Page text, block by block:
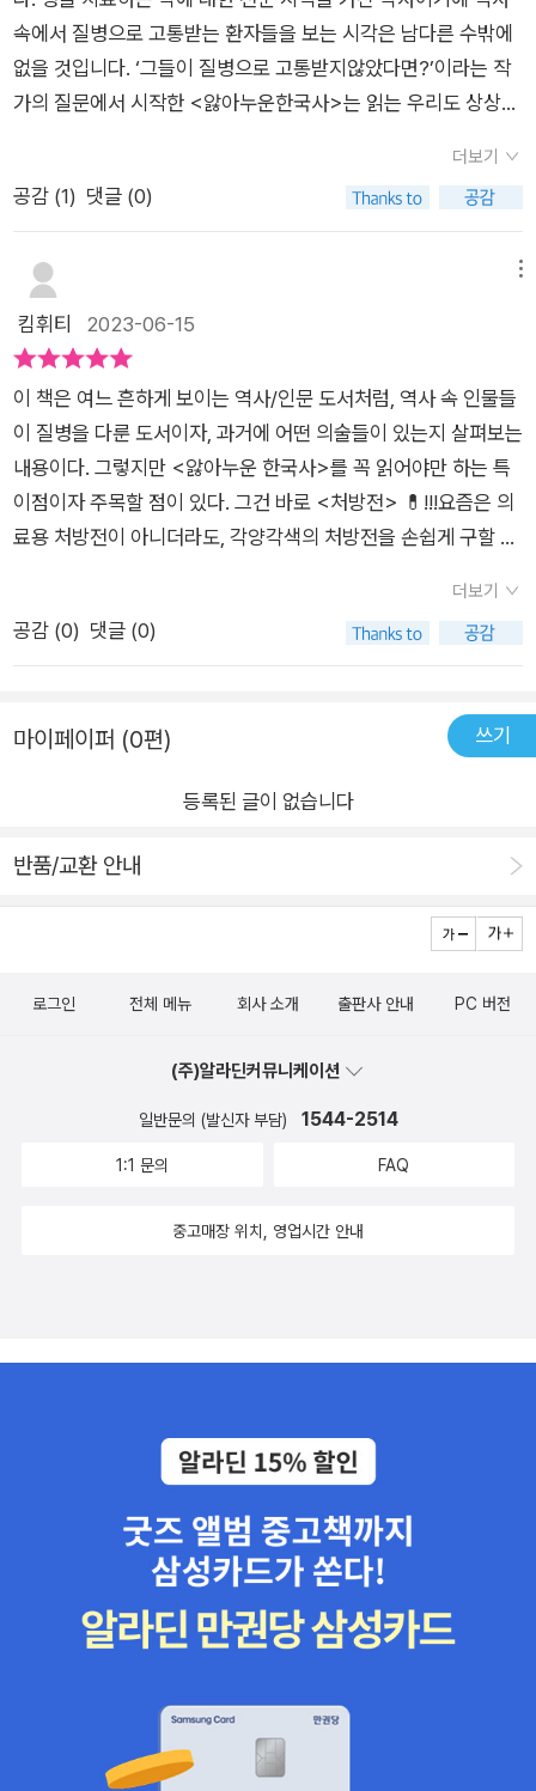
발달한 현대를 살면서도 현대인이어서 겪을 수밖에 없는 스트레
스와 불안감, 운동 부족, 업무 과다 등으로 어떤 면에서는 병에 더
취약해진 우리에게 위로가 됩니다. 그걸 안다고 해서 우리에게 스
트레스와 병을 안겨주는 환경과 요소들이 사라지는 건 아니지만,
사람은 작은 위로로도 살아갈 힘을 얻어갈 수 있으니까요. 독서
시 주의사항그런데 서로 다른 두 분야를 접목한 책을 읽을 때마다
역사가 저자의 전공 분야가 아니죠. 역사의 경우 역사적 사실을
옛날이야기처럼 쉽고 재미있게 설명합니다. 역사 인물이 겪은 병
과 그로 인한 역사의 비극, 그에 대한 안타까움을 감성적인 문장
으로 풀어나가고요.다만 기존의 잘못된 역사 상식들이 보이니 이
점은 주의해야 합니다. 저자는 노론이 사도세자의 정적이었기에
사도세자를 죽음으로 몰아갔다고 이야기하면서 사도세자가 실제
로 심각한 정신병 때문에 내관과 궁녀들, 심지어 자기 후궁까지
살해해 큰 문제가 되었던 것은 이야기하지 않습니다. 그 뒤에서는
정조가 사적인 원한에 사로잡히지 않고 탕평책을 고수한 것을 언
밀 어찰 이야기도 했다면 정조와 노론이 대립 관계이기만 한 것처
럼 보일 위험에서 더 확실히 벗어날 수 있었을 겁니다. ‘정적들의
암살 위협에 시달렸던 왕’이라는 해당 챕터의 큰 그림에 어울리지
정치의 전체 그림을 미리 짜놓고 보이지 않는 곳에서 움직여야 하
러니 비밀 어찰 이야기를 넣었어도 그 챕터에서 말하려는 바(정
과 불안장애에 시달렸던 왕이었다)에서는 크게 벗어나지 않았을
것 같습니다. 태조 이성계가 태종이 보낸 차사를 모두 죽이거나
옥에 가두었다는 이야기를 역사적 사실처럼 이야기하는데, 사실
람들의 이야기가 태조를 만나러 간 사자들이 태조에게 죽었다는
아들이었다’고 이 책에서는 말하지만, 『조선왕조실록』에는 세자
이방석이 남의 집 가축을 쏴 죽이고 궁 안에 기녀를 들이고 공부
를 싫어하는 등 세자로서 부족한 모습을 보였다는 기록들이 남아
고, 대중 역사서는 더 많은 독자들을 대상으로 하기 때문에 더 주
‘짐’이라는 호칭을 사용하는 부분도 보이고, 문종이 아직 왕이 되
린 시호인 ‘단종’으로 부르는 부분도 보입니다. 작은 부분이지만
이런 작은 부분도 소홀히 하지 않아야 책에 대한 신뢰도가 높아집
맞는 책인지 아닌지 판단하실 수 있을 겁니다. 이 글이 현명한 선
택을 하시는 데 도움이 되었으면 좋겠습니다.
웰, 해적왕 드레이크 등 서양사 쪽 인물들도 핵심적으로 짧게 다
루고 있다. 얇은 책이지만, 병치레를 중심으로 다양한 인물들의
삶을 들여야 볼 수 있는 점에서 '건강은 있을 때 지키는 것'과 '신
이다.책을 제공 받아 솔직하게 작성한 글입니다모든 학문에서 만
능이고 뛰어난 성과를 이룬 세종이었지만 정 작 본인의 몸을 건사
하는 데는 지혜롭지 못했다. 세종은 왕위에 등극한 21세 무렵에
는 건강했지만, 그 이후로는 임금이 걸릴 수 있는 거의 모든 병에
걸렸을 만큼 잔병치레가 많았다.- P81지금도 뇌졸중은 언제 어
떻게 일어날지 알 수 없는 질병인데, 하물며 조선 시대에는 어땠
한 병‘처럼 보였다. 멀쩡히 지내던 노인이 갑자기 털썩 쓰려져서
몸을 부르르 떨다가 죽거나 반신불수가 되었으니 말이다. 마땅한
이유를 모르니 원인이 그저 바람에 있다고 생각할 만하다. 그래서
사람들은 뇌졸중을 중풍이라고 불렀다.- P119결핵의 멸명은 ‘예
술가들의 병‘이다. 실제로 결핵은 전 세계의 수많은 시인, 음악가,
작가의 목숨을 앗아갔다. < 오만과편관 >으로 유명한 소설가 제
인 오스틴, 피아 니스트 프레데리크 쇼팽, < 동물농장 >과 <198
이질과 각종 질병이 들끓는 지옥이었다. 그러나 열악한 환경과 군
사적 열세에도 조선 수군은 바다를 지키겠다는 일념으로 목숨을
던 그가 짊어진 질병은 임질, 당뇨병, 요통, 중풍, 안구 질환 등 다
양했다.'나는 이 책에서 우리 조상들이 시달린 각종 '병치레'에 주
목했다. 그리고 그분들께 현대의 약을 처방해 보면서, 당시에 좋
은 약이 있었다면 역사가 바뀌지 않았을까 하는 상상도 더했다. (
p. 6)'<앓아누운 한국사>의 저자인 송은호는 인문학을 하는 약
사로 '앓아누운' 조선의 왕들을 비롯한 인물들을 조금 다른 시각
질병이었는데... 지금의 의료기술과 처방을 받았다면 역사는 어떻
게 바뀌었을까... 하는 아쉬움이 저자의 마음이었다.'하지만 과거
에 종기는 조선 임금의 목숨을 가장 많이 앗아간 질환이었다. <
조선왕조실록>에 따르면 종기는 조선 왕 스물일곱 명 중 열두 명
이 종기로 고생했다고 하니 (p. 137)'소독약과 항생제로 쉽게 치
료할 수 있는 종기는 어릴 때부터 문종을 괴롭혔다. 등에 난 종기
는 눕지도 못하게 만들었다. 아버지 세종의 총명한 두뇌를 물려받
아 큰 기대를 받았던 문종은 철저하게 준비된 왕이었다. 하지만
왕이 된 지 2년이 채 되지 않아 종기가 크게 도져 37세의 나이로
다. 문종이 처방받아 종기가 나았다면? 바뀌었을 역사가 좀 더 아
쉬운 이유다.얻은 질병을 채찍으로 삼아 삶에 긍정적으로 적용한
인물도 있다. 하지만 바르지 못한 성격이나 나쁜 습관, 불결한 위
생 같은 어찌 보면 사소한 원인으로 갖게 된 질병은 자신의 목숨
을 너무 이르게 앗아가는 것뿐만 아니라 역사의 물꼬를 올바르지
다면 더더욱 자신을 돌봐야 한다. 아니, 물론 리더가 아니더라도
속에서 질병으로 고통받는 환자들을 보는 시각은 남다른 수밖에
없을 것입니다. ‘그들이 질병으로 고통받지않았다면?’이라는 작
가의 질문에서 시작한 <앓아누운한국사>는 읽는 우리도 상상
데 유난히 조선의 왕들이 많은 것은 왕의 일거수일투족을 특히 건
강 문제까지 자세히 남긴 조선왕조실록에 존재하기 때문일 것입
가 잘 아는 역사 속 그들은 자신은 어쩔 수 없는 주위의 상황 때문
에, 또는성격이나 나쁜 습관 때문에, 혹은 불결한 위생 환경 등등
의 원인으로 병에 시달렸습니다. 기본적으로 역사 속의 인물들과
과적인 치료약이 있습니다. 비록 완치할 수는 없더라도 적어도 병
의 증상을 완화시킬 수는있었지요(작가는 남다른 지식으로 각각
의 병에 대한 치료 방법과 약을 자세히 설명하는데 비슷한 증상이
있으신 분들에게 도움이 되겠네요).그러나 역사적으로 중요한 그
들의 병은 상상할 수 없는 결과를 낳았습니다. 역사를공부하면서
‘문종이 오래 살았다면 이후 어떻게 되었을까?’ 생각해본 적이 있
습니다(그래서 지금은 별로 위협적이지 않은 종기로 문종이 죽었
질의 계기로 삼기도 하고 고통을 잊기 위해 일기를 쓰기도 했지만
이런 경우는 드뭅니다.누구에게나 병으로 고통받는 시간을 온전
하게 삶이라 보기 어렵습니다. 오죽하면병을 앓아 고통받는 시간
대로 병은 그들의 어이없는 행동을 이해하는 단서가 되기도 합니
누구보다 뛰어난 능력을 가졌지만 너무나 빨리 속세를 떠난 연암
환자의 몸과 마음을 침식하고 마침내는 그들의 남은 생까지 빼앗
기회가 너무 아쉽습니다. 그래서 송은호 작가의 <앓아누운 한국
사>를 읽으며 만약을 상상하게 됩니다. *협찬도서 <앓아누운 한
더보기
공감 (1) 댓글 (0)
킴휘티 2023-06-15
이 책은 여느 흔하게 보이는 역사/인문 도서처럼, 역사 속 인물들
이 질병을 다룬 도서이자, 과거에 어떤 의술들이 있는지 살펴보는
내용이다. 그렇지만 <앓아누운 한국사>를 꼭 읽어야만 하는 특
이점이자 주목할 점이 있다. 그건 바로 <처방전> 💊!!!​요즘은 의
료용 처방전이 아니더라도, 각양각색의 처방전을 손쉽게 구할 수
음처방전, 어른아이 처방전, 글쓰기 처방전 등.. ) 여러 책의 제목
으로 많이 사용되는 만큼 처방전은 다양한 의미로 쓰이고 있다. ​
게 졸피뎀을 처방하고, 연암 박지원에게는 세로토닌 억제제를 처
방한다. ​그래서일까? 현재 약사이자 저자인 송은호 작가가 역사
약사로서 그들에게 현재 존재하는 의약품을 처방하는데, 의학상
식이 없는 나도 쉽게 읽을 수 있을 만큼 처방의약품을 비롯한 증
상, 진단명, 특이사항까지 함께 기입되어있어 이해하기 수월했다.
​특히 특이사항같은 경우, (ex 이질걸린 이순신에게 '아파도 포기
를 모르는 남자', '매일 기록하는 철저한 파워J' ) 요즘 우리가 쓰
인물에게 자꾸만 '만약에'라는 질문을 던지게 한다. 이 약이 있었
데.. - 그렇다면 역사가 바뀌었을수도??? 라고 상상하게 한다.
더보기
공감 (0) 댓글 (0)
마이페이퍼 (0편) 쓰기
등록된 글이 없습니다
반품/교환 안내
로그인 전체 메뉴 회사 소개 출판사 안내 PC 버전
(주)알라딘커뮤니케이션
일반문의 (발신자 부담) 1544-2514
1:1 문의 FAQ
중고매장 위치, 영업시간 안내